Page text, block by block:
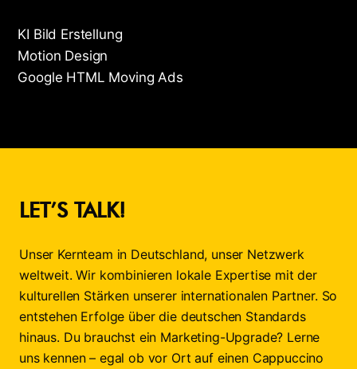
KI Bild Erstellung
Motion Design
Google HTML Moving Ads
LET’S TALK!
Unser Kernteam in Deutschland, unser Netzwerk
weltweit. Wir kombinieren lokale Expertise mit der
kulturellen Stärken unserer internationalen Partner. So
entstehen Erfolge über die deutschen Standards
hinaus. Du brauchst ein Marketing-Upgrade? Lerne
uns kennen – egal ob vor Ort auf einen Cappuccino